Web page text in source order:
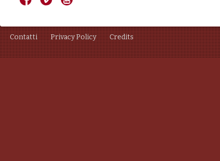
Contatti Privacy Policy Credits